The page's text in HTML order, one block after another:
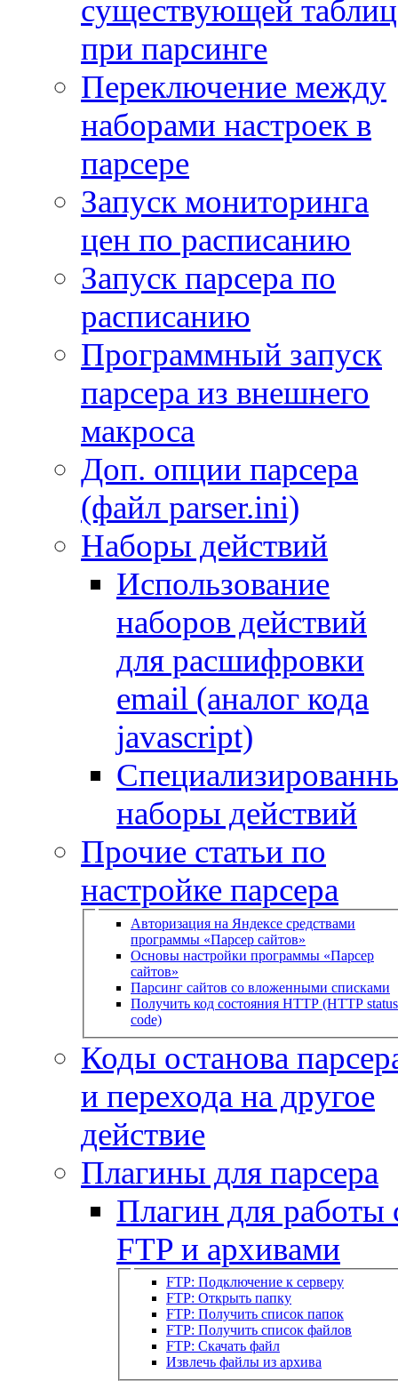
существующей
при парсинге
Переключение между
наборами настроек в
парсере
Запуск мониторинга
цен по расписанию
Запуск парсера по
расписанию
Программный запуск
парсера из внешнего
макроса
Доп. опции парсера
(файл parser.ini)
Наборы действий
Использование
наборов действий
для расшифровки
email (аналог кода
javascript)
наборы действий
Прочие статьи по
настройке парсера
Авторизация на Яндексе средствами
программы «Парсер сайтов»
Основы настройки программы «Парсер
сайтов»
Парсинг сайтов со вложенными списками
Получить код состояния HTTP (HTTP status
code)
Коды останова
и перехода на другое
действие
Плагины для парсера
Плагин для работы
FTP и архивами
FTP: Подключение к серверу
FTP: Открыть папку
FTP: Получить список папок
FTP: Получить список файлов
FTP: Скачать файл
Извлечь файлы из архива